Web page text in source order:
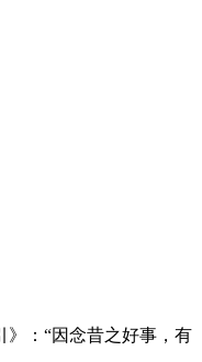
》：“因念昔之好事，有